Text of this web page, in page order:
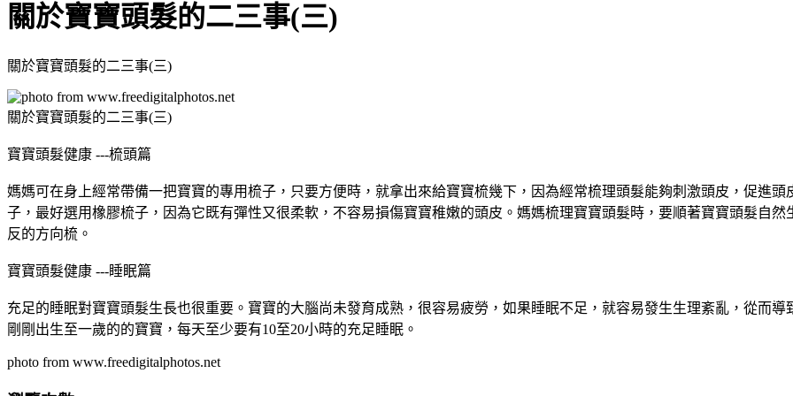
關於寶寶頭髮的二三事(三)
關於寶寶頭髮的二三事(三)
關於寶寶頭髮的二三事(三)
寶寶頭髮健康 ---梳頭篇
媽媽可在身上經常帶備一把寶寶的專用梳子，只要方便時，就拿出來給寶寶梳幾下，因為經常梳理頭髮能夠刺激頭皮，促進
子，最好選用橡膠梳子，因為它既有彈性又很柔軟，不容易損傷寶寶稚嫩的頭皮。媽媽梳理寶寶頭髮時，要順著寶寶頭髮自
反的方向梳。
寶寶頭髮健康 ---睡眠篇
充足的睡眠對寶寶頭髮生長也很重要。寶寶的大腦尚未發育成熟，很容易疲勞，如果睡眠不足，就容易發生生理紊亂，從而
剛剛出生至一歲的的寶寶，每天至少要有10至20小時的充足睡眠。
photo from www.freedigitalphotos.net